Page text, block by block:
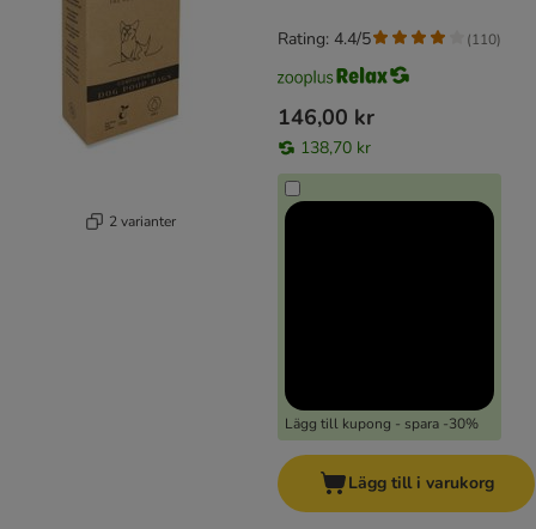
2 varianter
146,00 kr
138,70 kr
Lägg till kupong - spara -30%
Rating: 4.4/5 (110)
Lägg till i varukorg